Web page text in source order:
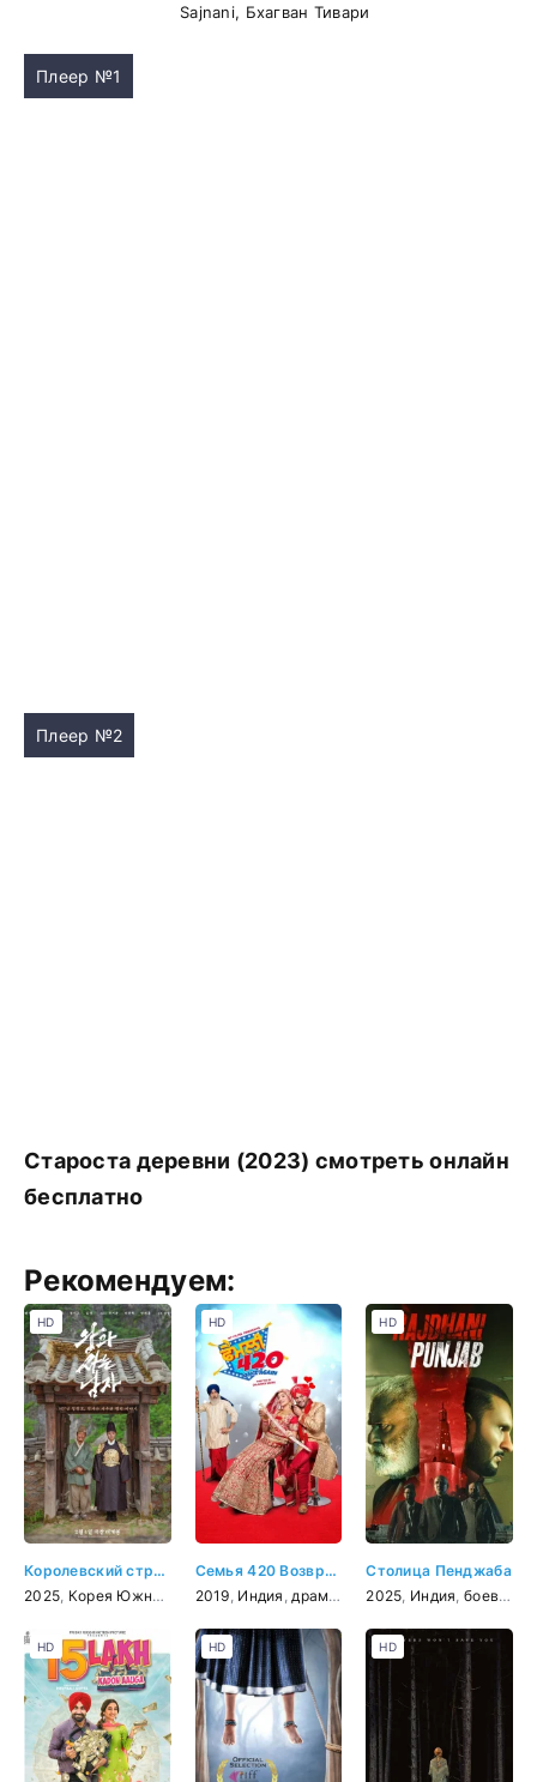
Sajnani, Бхагван Тивари
Плеер №1
Плеер №2
Староста деревни (2023) смотреть онлайн
бесплатно
Рекомендуем:
Королевский страж
2025 Корея Южная история ,биография,драма
HD
Семья 420 Возвращение
2019 Индия драма , комедия
HD
Столица Пенджаба
2025 Индия боевик
HD
HD HD HD